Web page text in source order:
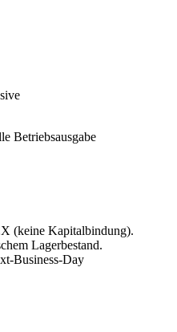
Betriebsausgabe
(keine Kapitalbindung).
Lagerbestand.
Business-Day